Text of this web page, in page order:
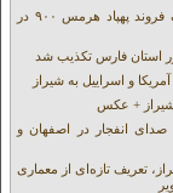
عکس/ انهدام یک فروند پهپاد هرمس ۹۰۰ در
استان فارس تکذیب شد
و اسراییل به شیراز
شیراز + عکس
انفجار در اصفهان و
تعریف تازه‌ای از معماری